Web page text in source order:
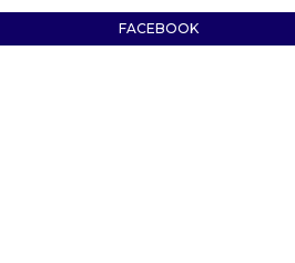
FACEBOOK